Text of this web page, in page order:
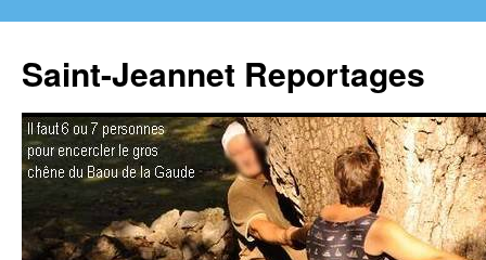
contenu
Saint-Jeannet Reportages